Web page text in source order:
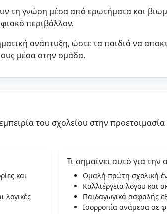
τη γνώση μέσα από ερωτήματα και
περιβάλλον.
ανάπτυξη, ώστε τα παιδιά να
μέσα στην ομάδα.
του σχολείου στην
και
λογικές
Τι σημαίνει αυτό για την
Ομαλή πρώτη σχολική
Καλλιέργεια λόγου και
Παιδαγωγικά ασφαλής
Ισορροπία ανάμεσα σε